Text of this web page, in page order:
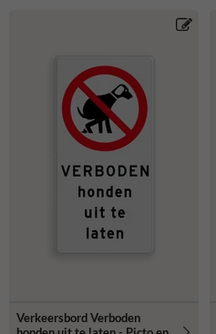
Verkeersbord Verboden